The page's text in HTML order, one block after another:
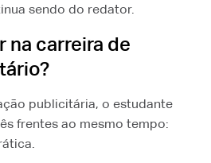
sendo do redator.
na carreira de
publicitária, o estudante
frentes ao mesmo tempo: